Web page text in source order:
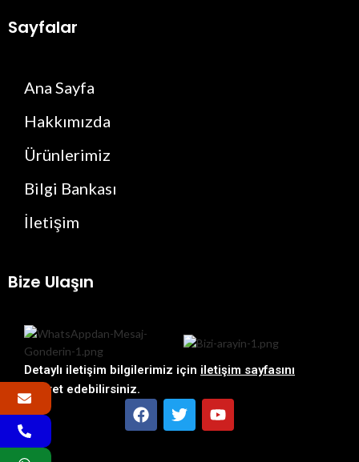
Sayfalar
Ana Sayfa
Hakkımızda
Ürünlerimiz
Bilgi Bankası
İletişim
Bize Ulaşın
Detaylı iletişim bilgilerimiz için iletişim sayfasını
ziyaret edebilirsiniz.